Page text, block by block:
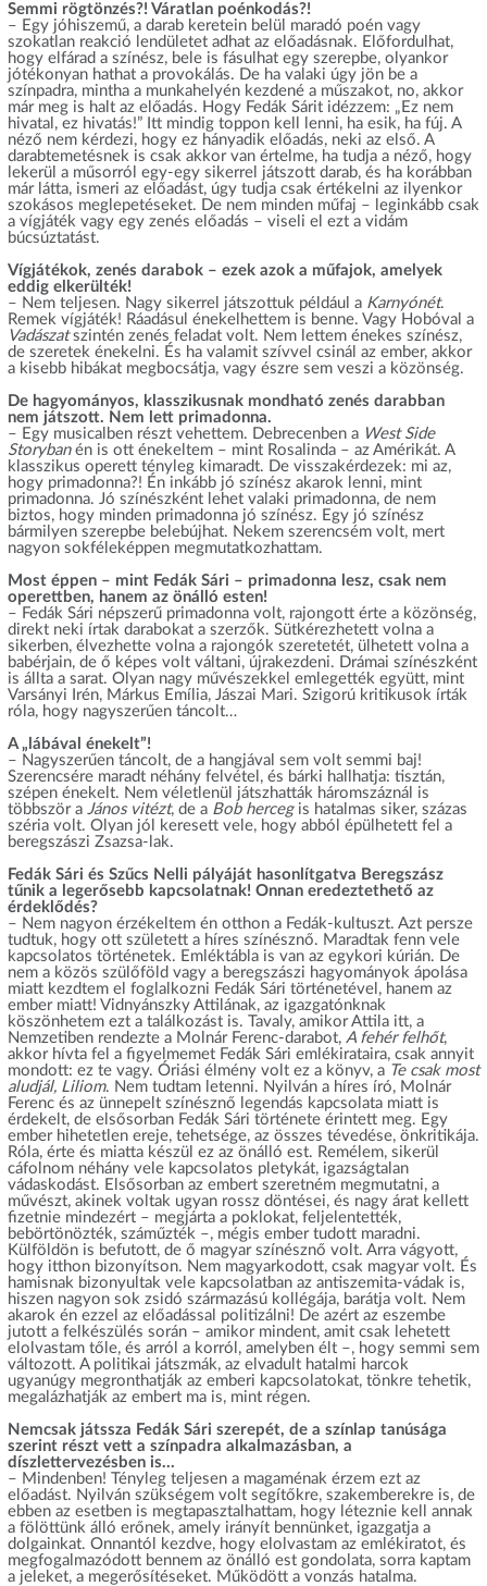
Semmi rögtönzés?! Váratlan poénkodás?!
– Egy jóhiszemű, a darab keretein belül maradó poén vagy
szokatlan reakció lendületet adhat az előadásnak. Előfordulhat,
hogy elfárad a színész, bele is fásulhat egy szerepbe, olyankor
jótékonyan hathat a provokálás. De ha valaki úgy jön be a
színpadra, mintha a munkahelyén kezdené a műszakot, no, akkor
már meg is halt az előadás. Hogy Fedák Sárit idézzem: „Ez nem
hivatal, ez hivatás!” Itt mindig toppon kell lenni, ha esik, ha fúj. A
néző nem kérdezi, hogy ez hányadik előadás, neki az első. A
darabtemetésnek is csak akkor van értelme, ha tudja a néző, hogy
lekerül a műsorról egy-egy sikerrel játszott darab, és ha korábban
már látta, ismeri az előadást, úgy tudja csak értékelni az ilyenkor
szokásos meglepetéseket. De nem minden műfaj – leginkább csak
a vígjáték vagy egy zenés előadás – viseli el ezt a vidám
búcsúztatást.
Vígjátékok, zenés darabok – ezek azok a műfajok, amelyek
eddig elkerülték!
– Nem teljesen. Nagy sikerrel játszottuk például a Karnyónét.
Remek vígjáték! Ráadásul énekelhettem is benne. Vagy Hobóval a
Vadászatszintén zenés feladat volt. Nem lettem énekes színész,
de szeretek énekelni. És ha valamit szívvel csinál az ember, akkor
a kisebb hibákat megbocsátja, vagy észre sem veszi a közönség.
De hagyományos, klasszikusnak mondható zenés darabban
nem játszott. Nem lett primadonna.
– Egy musicalben részt vehettem. Debrecenben a West Side
Storybanén is ott énekeltem – mint Rosalinda – az Amérikát. A
klasszikus operett tényleg kimaradt. De visszakérdezek: mi az,
hogy primadonna?! Én inkább jó színész akarok lenni, mint
primadonna. Jó színészként lehet valaki primadonna, de nem
biztos, hogy minden primadonna jó színész. Egy jó színész
bármilyen szerepbe belebújhat. Nekem szerencsém volt, mert
nagyon sokféleképpen megmutatkozhattam.
Most éppen – mint Fedák Sári – primadonna lesz, csak nem
operettben, hanem az önálló esten!
– Fedák Sári népszerű primadonna volt, rajongott érte a közönség,
direkt neki írtak darabokat a szerzők. Sütkérezhetett volna a
sikerben, élvezhette volna a rajongók szeretetét, ülhetett volna a
babérjain, de ő képes volt váltani, újrakezdeni. Drámai színészként
is állta a sarat. Olyan nagy művészekkel emlegették együtt, mint
Varsányi Irén, Márkus Emília, Jászai Mari. Szigorú kritikusok írták
róla, hogy nagyszerűen táncolt…
A „lábával énekelt”!
– Nagyszerűen táncolt, de a hangjával sem volt semmi baj!
Szerencsére maradt néhány felvétel, és bárki hallhatja: tisztán,
szépen énekelt. Nem véletlenül játszhatták háromszáznál is
többször a János vitézt, de a Bob hercegis hatalmas siker, százas
széria volt. Olyan jól keresett vele, hogy abból épülhetett fel a
beregszászi Zsazsa-lak.
Fedák Sári és Szűcs Nelli pályáját hasonlítgatva Beregszász
tűnik a legerősebb kapcsolatnak! Onnan eredeztethető az
érdeklődés?
– Nem nagyon érzékeltem én otthon a Fedák-kultuszt. Azt persze
tudtuk, hogy ott született a híres színésznő. Maradtak fenn vele
kapcsolatos történetek. Emléktábla is van az egykori kúrián. De
nem a közös szülőföld vagy a beregszászi hagyományok ápolása
miatt kezdtem el foglalkozni Fedák Sári történetével, hanem az
ember miatt! Vidnyánszky Attilának, az igazgatónknak
köszönhetem ezt a találkozást is. Tavaly, amikor Attila itt, a
Nemzetiben rendezte a Molnár Ferenc-darabot, A fehér felhőt,
akkor hívta fel a figyelmemet Fedák Sári emlékirataira, csak annyit
mondott: ez te vagy. Óriási élmény volt ez a könyv, a Te csak most
aludjál, Liliom. Nem tudtam letenni. Nyilván a híres író, Molnár
Ferenc és az ünnepelt színésznő legendás kapcsolata miatt is
érdekelt, de elsősorban Fedák Sári története érintett meg. Egy
ember hihetetlen ereje, tehetsége, az összes tévedése, önkritikája.
Róla, érte és miatta készül ez az önálló est. Remélem, sikerül
cáfolnom néhány vele kapcsolatos pletykát, igazságtalan
vádaskodást. Elsősorban az embert szeretném megmutatni, a
művészt, akinek voltak ugyan rossz döntései, és nagy árat kellett
fizetnie mindezért – megjárta a poklokat, feljelentették,
bebörtönözték, száműzték –, mégis ember tudott maradni.
Külföldön is befutott, de ő magyar színésznő volt. Arra vágyott,
hogy itthon bizonyítson. Nem magyarkodott, csak magyar volt. És
hamisnak bizonyultak vele kapcsolatban az antiszemita-vádak is,
hiszen nagyon sok zsidó származású kollégája, barátja volt. Nem
akarok én ezzel az előadással politizálni! De azért az eszembe
jutott a felkészülés során – amikor mindent, amit csak lehetett
elolvastam tőle, és arról a korról, amelyben élt –, hogy semmi sem
változott. A politikai játszmák, az elvadult hatalmi harcok
ugyanúgy megronthatják az emberi kapcsolatokat, tönkre tehetik,
megalázhatják az embert ma is, mint régen.
Nemcsak játssza Fedák Sári szerepét, de a színlap tanúsága
szerint részt vett a színpadra alkalmazásban, a
díszlettervezésben is…
– Mindenben! Tényleg teljesen a magaménak érzem ezt az
előadást. Nyilván szükségem volt segítőkre, szakemberekre is, de
ebben az esetben is megtapasztalhattam, hogy léteznie kell annak
a fölöttünk álló erőnek, amely irányít bennünket, igazgatja a
dolgainkat. Onnantól kezdve, hogy elolvastam az emlékiratot, és
megfogalmazódott bennem az önálló est gondolata, sorra kaptam
a jeleket, a megerősítéseket. Működött a vonzás hatalma.